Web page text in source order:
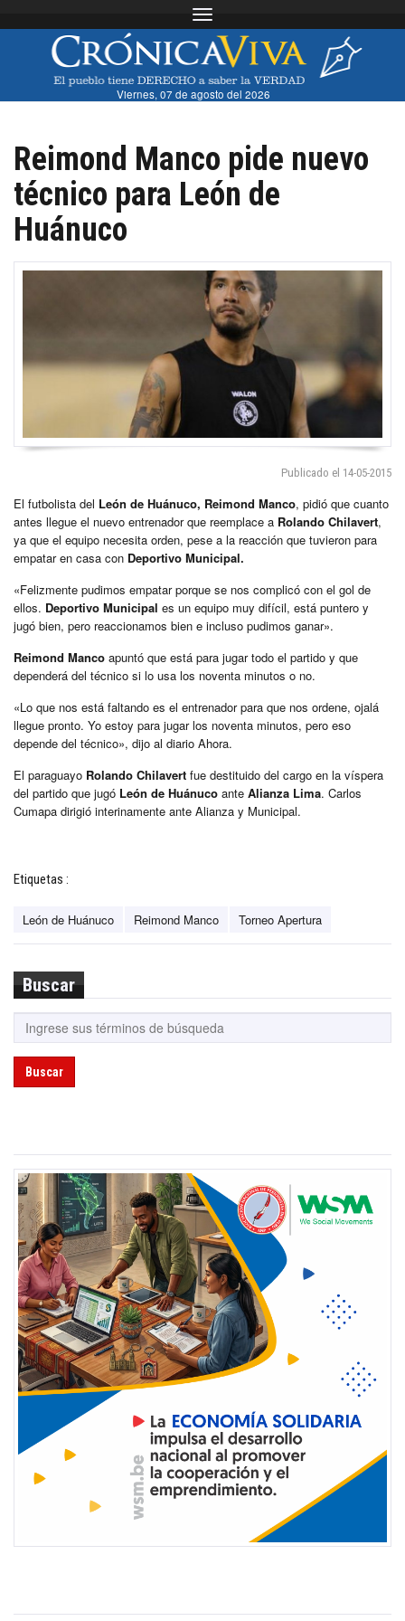
Toggle navigation
Viernes, 07 de agosto del 2026
Reimond Manco pide nuevo
técnico para León de
Huánuco
Publicado el 14-05-2015
El futbolista del León de Huánuco, Reimond Manco, pidió que cuanto
antes llegue el nuevo entrenador que reemplace a Rolando Chilavert,
ya que el equipo necesita orden, pese a la reacción que tuvieron para
empatar en casa con Deportivo Municipal.
«Felizmente pudimos empatar porque se nos complicó con el gol de
ellos. Deportivo Municipal es un equipo muy difícil, está puntero y
jugó bien, pero reaccionamos bien e incluso pudimos ganar».
Reimond Manco apuntó que está para jugar todo el partido y que
dependerá del técnico si lo usa los noventa minutos o no.
«Lo que nos está faltando es el entrenador para que nos ordene, ojalá
llegue pronto. Yo estoy para jugar los noventa minutos, pero eso
depende del técnico», dijo al diario Ahora.
El paraguayo Rolando Chilavert fue destituido del cargo en la víspera
del partido que jugó León de Huánuco ante Alianza Lima. Carlos
Cumapa dirigió interinamente ante Alianza y Municipal.
Etiquetas :
León de Huánuco Reimond Manco Torneo Apertura
Buscar
Buscar